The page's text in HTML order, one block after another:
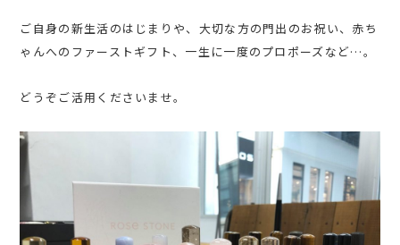
ご自身の新生活のはじまりや、大切な方の門出のお祝い、赤ち
ゃんへのファーストギフト、一生に一度のプロポーズなど…。
どうぞご活用くださいませ。